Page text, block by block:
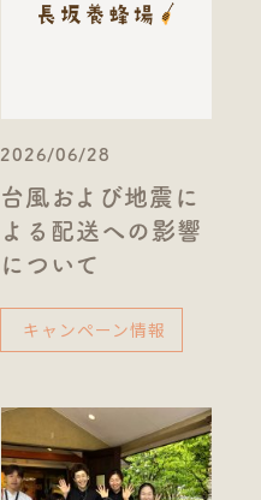
2026/06/28
台風および地震に
よる配送への影響
について
キャンペーン情報